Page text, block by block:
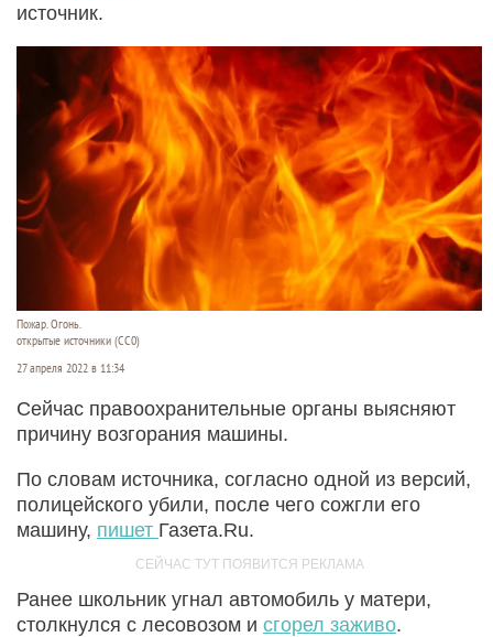
источник.
Пожар. Огонь.
открытые источники (CC0)
27 апреля 2022 в 11:34
Сейчас правоохранительные органы выясняют
причину возгорания машины.
По словам источника, согласно одной из версий,
полицейского убили, после чего сожгли его
машину, пишет Газета.Ru.
Ранее школьник угнал автомобиль у матери,
столкнулся с лесовозом и сгорел заживо.